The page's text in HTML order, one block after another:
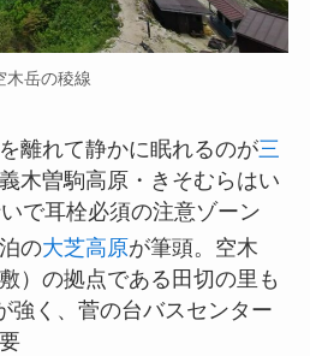
木岳の稜線
離れて静かに眠れるのが三
木曽駒高原・きそむらはい
で耳栓必須の注意ゾーン
の大芝高原が筆頭。空木
）の拠点である田切の里も
強く、菅の台バスセンター